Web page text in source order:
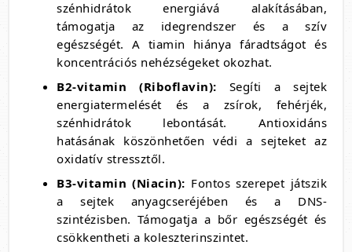
szénhidrátok energiává alakításában,
támogatja az idegrendszer és a szív
egészségét. A tiamin hiánya fáradtságot és
koncentrációs nehézségeket okozhat.
B2-vitamin (Riboflavin): Segíti a sejtek
energiatermelését és a zsírok, fehérjék,
szénhidrátok lebontását. Antioxidáns
hatásának köszönhetően védi a sejteket az
oxidatív stressztől.
B3-vitamin (Niacin): Fontos szerepet játszik
a sejtek anyagcseréjében és a DNS-
szintézisben. Támogatja a bőr egészségét és
csökkentheti a koleszterinszintet.